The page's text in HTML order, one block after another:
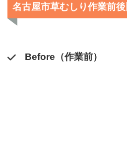
名古屋市草むしり作業前
Before（作業前）